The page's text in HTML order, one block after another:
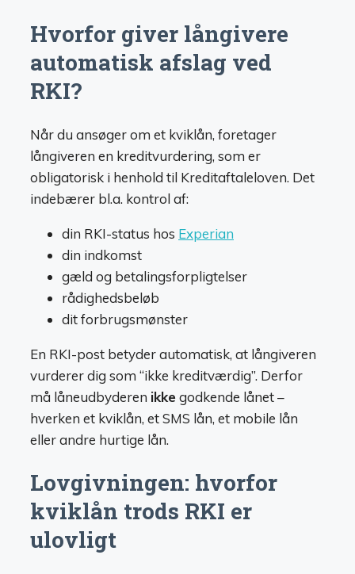
Hvorfor giver långivere
automatisk afslag ved
RKI?
Når du ansøger om et kviklån, foretager
långiveren en kreditvurdering, som er
obligatorisk i henhold til Kreditaftaleloven. Det
indebærer bl.a. kontrol af:
din RKI-status hos Experian
din indkomst
gæld og betalingsforpligtelser
rådighedsbeløb
dit forbrugsmønster
En RKI-post betyder automatisk, at långiveren
vurderer dig som “ikke kreditværdig”. Derfor
må låneudbyderen ikke godkende lånet –
hverken et kviklån, et SMS lån, et mobile lån
eller andre hurtige lån.
Lovgivningen: hvorfor
kviklån trods RKI er
ulovligt